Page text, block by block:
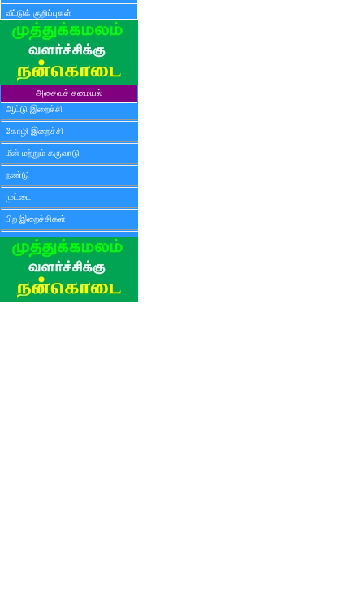
வீட்டுக் குறிப்புகள்
அசைவச் சமையல்
ஆட்டு இறைச்சி
கோழி இறைச்சி
மீன் மற்றும் கருவாடு
நண்டு
முட்டை
பிற இறைச்சிகள்